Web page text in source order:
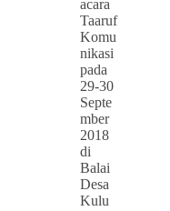
acara
Taaruf
Komu
nikasi
pada
29-30
Septe
mber
2018
di
Balai
Desa
Kulu